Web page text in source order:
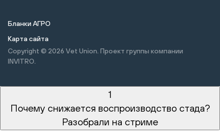
Бланки АГРО
Карта сайта
Copyright © 2026 Vet Union. Проект группы компании
INVITRO.
1
Почему снижается воспроизводство стада?
Разобрали на стриме